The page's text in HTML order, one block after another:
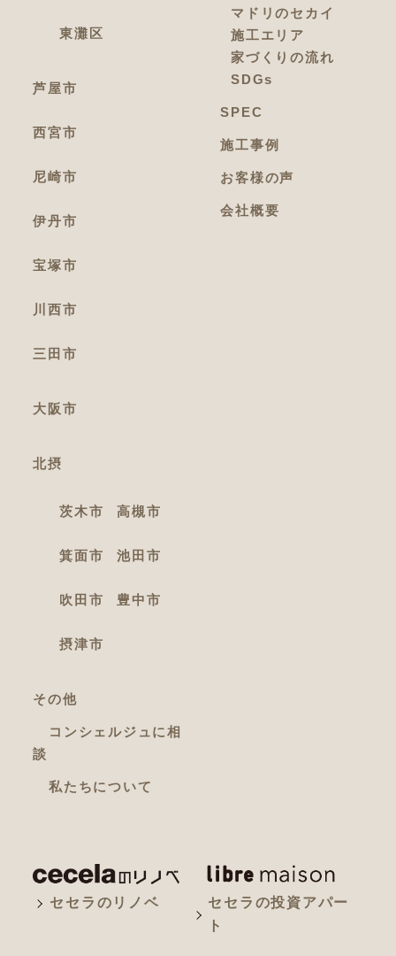
東灘区
芦屋市
西宮市
尼崎市
伊丹市
宝塚市
川西市
三田市
大阪市
北摂
茨木市 高槻市
箕面市 池田市
吹田市 豊中市
摂津市
その他
コンシェルジュに相
談
私たちについて
マドリのセカイ
施工エリア
家づくりの流れ
SDGs
SPEC
施工事例
お客様の声
会社概要
セセラのリノベ
セセラの投資アパー
ト